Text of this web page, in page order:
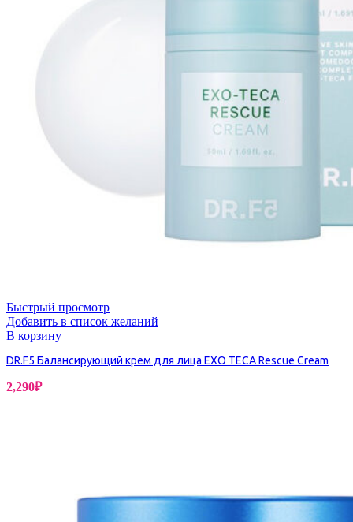
Быстрый просмотр
Добавить в список желаний
В корзину
DR.F5 Балансирующий крем для лица EXO TECA Rescue Cream
2,290₽